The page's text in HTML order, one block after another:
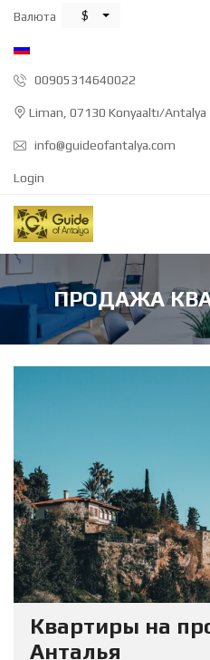
Валюта $
00905314640022
Liman, 07130 Konyaaltı/Antalya
info@guideofantalya.com
Login
ПРОДАЖА
Квартиры на
Анталья